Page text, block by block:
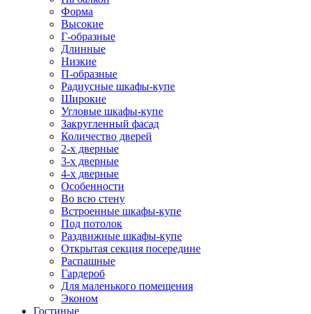
Форма
Высокие
Г-образные
Длинные
Низкие
П-образные
Радиусные шкафы-купе
Широкие
Угловые шкафы-купе
Закругленный фасад
Количество дверей
2-х дверные
3-х дверные
4-х дверные
Особенности
Во всю стену
Встроенные шкафы-купе
Под потолок
Раздвижные шкафы-купе
Открытая секция посередине
Распашные
Гардероб
Для маленького помещения
Эконом
Гостиные